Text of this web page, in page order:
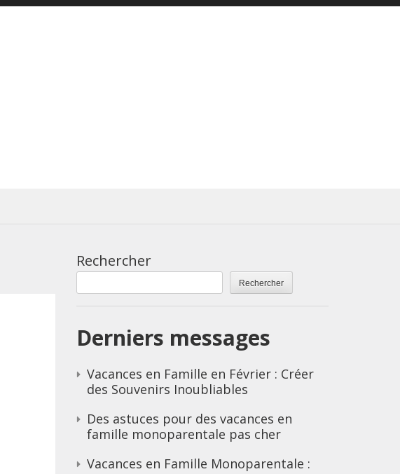
Rechercher
Rechercher
Derniers messages
Vacances en Famille en Février : Créer
des Souvenirs Inoubliables
Des astuces pour des vacances en
famille monoparentale pas cher
Vacances en Famille Monoparentale :